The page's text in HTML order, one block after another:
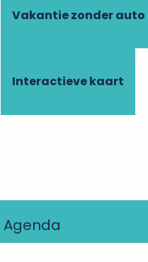
Vakantie zonder auto
Interactieve kaart
Agenda